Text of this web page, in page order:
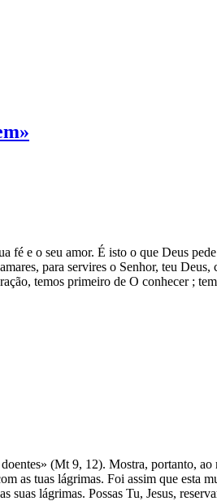
fé e o seu amor. É isto o que Deus
para servires o Senhor, teu
temos primeiro de O conhecer ;
(Mt 9, 12). Mostra, portanto,
as tuas lágrimas. Foi assim que
suas lágrimas. Possas Tu, Jesus,